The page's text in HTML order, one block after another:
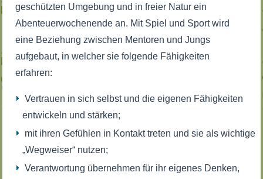
geschützten Umgebung und in freier Natur ein
Abenteuerwochenende an. Mit Spiel und Sport wird
eine Beziehung zwischen Mentoren und Jungs
aufgebaut, in welcher sie folgende Fähigkeiten
erfahren:
Vertrauen in sich selbst und die eigenen Fähigkeiten
entwickeln und stärken;
mit ihren Gefühlen in Kontakt treten und sie als wichtige
„Wegweiser“ nutzen;
Verantwortung übernehmen für ihr eigenes Denken,